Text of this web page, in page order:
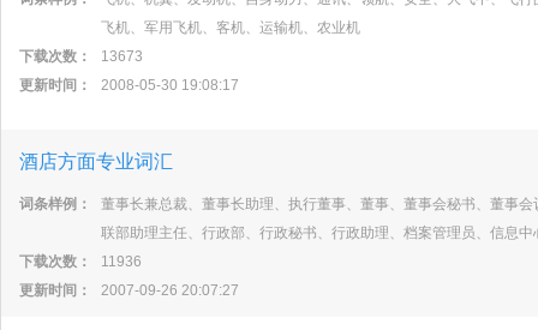
飞机、军用飞机、客机、运输机、农业机
下载次数：
13673
更新时间：
2008-05-30 19:08:17
酒店方面专业词汇
词条样例：
董事长兼总裁、董事长助理、执行董事、董事、董事会秘书、董事
联部助理主任、行政部、行政秘书、行政助理、档案管理员、信息
下载次数：
11936
更新时间：
2007-09-26 20:07:27